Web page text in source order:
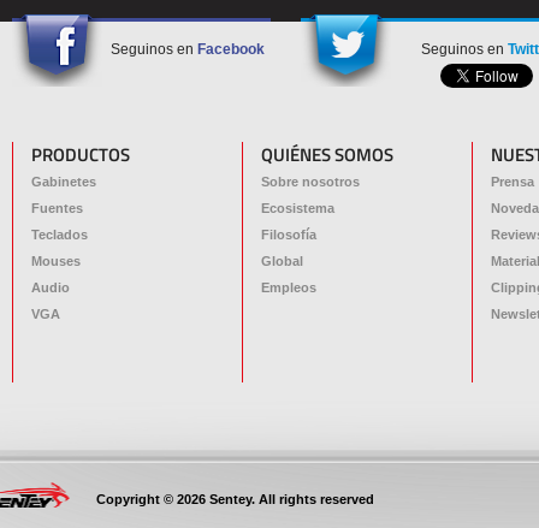
Seguinos en Facebook Seguinos en
PRODUCTOS
Gabinetes
Fuentes
Teclados
Mouses
Audio
VGA
QUIÉNES SOMOS
Sobre nosotros
Ecosistema
Filosofía
Global
Empleos
Prensa
Copyright © 2026 Sentey. All rights reserved